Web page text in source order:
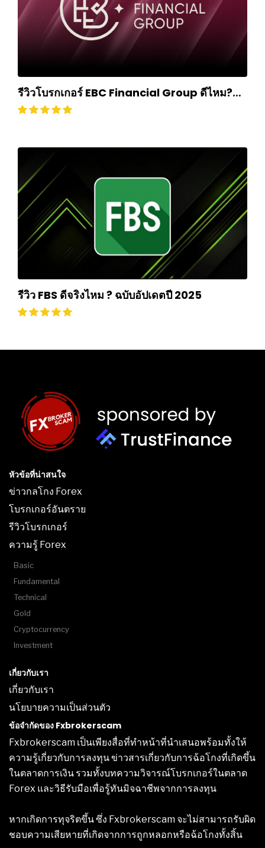
รีวิวโบรกเกอร์ EBC Financial Group ดีไหม?
ถอนเงินยากหรือไม่? อัปเดตปี 2024
รีวิว FBS ดีจริงไหม ? ฉบับอัปเดตปี 2025
หัวข้อที่น่าสนใจ
ข่าวกลโกง Forex
โบรกเกอร์อันตราย
รีวิวโบรกเกอร์
ความรู้ Forex
Basic
Fundamental
Technical
Gold
Cryptocurrency
Investment
เกี่ยวกับเรา
เกี่ยวกับเรา
นโยบายความเป็นส่วนตัว
ข้อจำกัดของ Fxbrokerscam
Fxbrokerscam เป็นเพียงสื่อที่ทำหน้าที่นำเสนอพร้อมทั้งให้
ความรู้เกี่ยวกับการลงทุน ข่าวสารเกี่ยวกับการฉ้อโกงที่เกิดขึ้น
ในตลาดการเงิน รวมทั้งบทความวิจารณ์โบรกเกอร์ในตลาด
Forex และวิธีรับมือเพื่อรู้ทันมิจฉาชีพจากการลงทุน
หากเกิดการทุจริตขึ้น ซึ่ง Fxbrokerscam จะไม่สามารถรับผิด
ชอบความเสียหายที่เกิดจากการถูกหลอกหรือฉ้อโกงทั้งสิ้น